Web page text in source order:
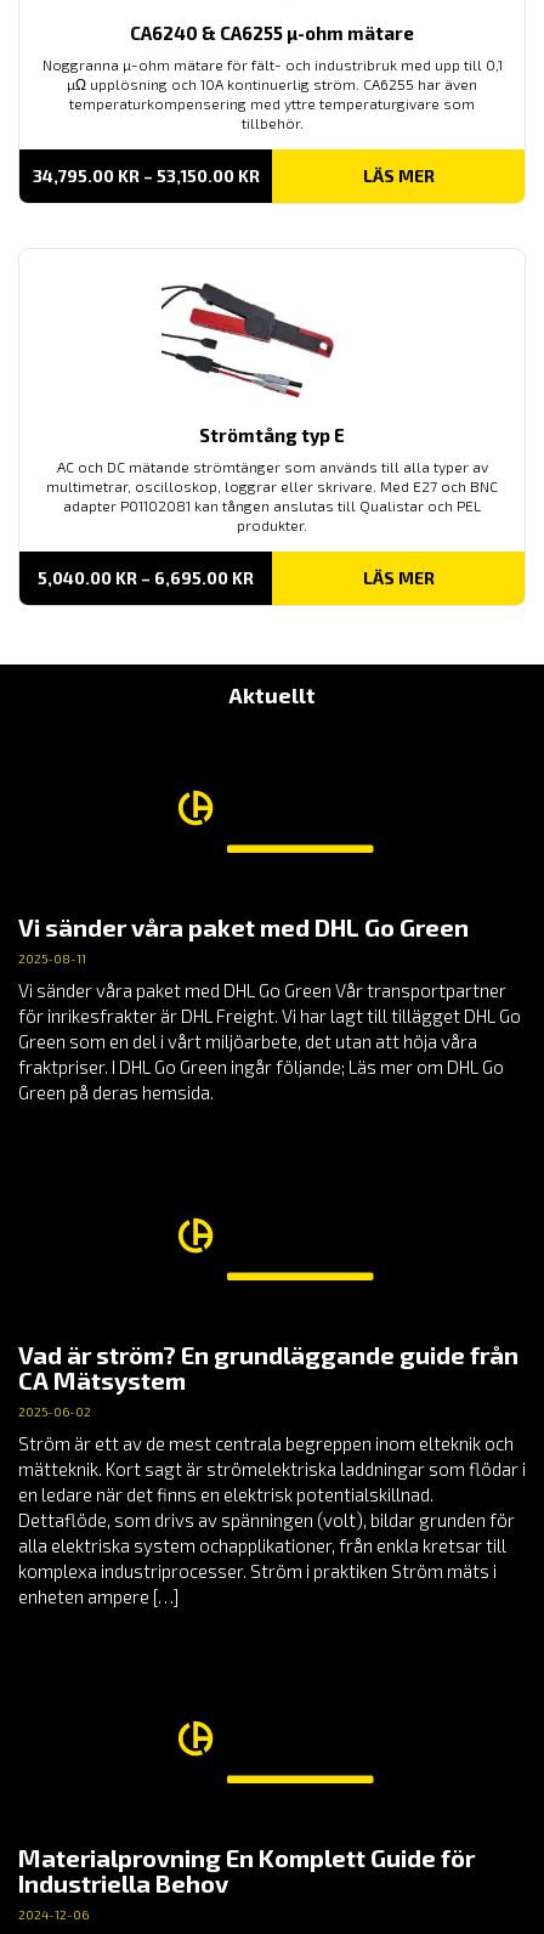
CA6240 & CA6255 µ-ohm mätare
Noggranna µ-ohm mätare för fält- och industribruk med upp till 0,1
µΩ upplösning och 10A kontinuerlig ström. CA6255 har även
temperaturkompensering med yttre temperaturgivare som
tillbehör.
34,795.00 KR – 53,150.00 KRPRISINTERVALL:
TILL
LÄS MER
Strömtång typ E
AC och DC mätande strömtänger som används till alla typer av
multimetrar, oscilloskop, loggrar eller skrivare. Med E27 och BNC
adapter P01102081 kan tången anslutas till Qualistar och PEL
produkter.
5,040.00 KR – 6,695.00 KRPRISINTERVALL:
TILL
LÄS MER
Aktuellt
Vi sänder våra paket med DHL Go Green
2025-08-11
Vi sänder våra paket med DHL Go Green Vår transportpartner
för inrikesfrakter är DHL Freight. Vi har lagt till tillägget DHL Go
Green som en del i vårt miljöarbete, det utan att höja våra
fraktpriser. I DHL Go Green ingår följande; Läs mer om DHL Go
Green på deras hemsida.
Vad är ström? En grundläggande guide från
CA Mätsystem
2025-06-02
Ström är ett av de mest centrala begreppen inom elteknik och
mätteknik. Kort sagt är strömelektriska laddningar som flödar i
en ledare när det finns en elektrisk potentialskillnad.
Dettaflöde, som drivs av spänningen (volt), bildar grunden för
alla elektriska system ochapplikationer, från enkla kretsar till
komplexa industriprocesser. Ström i praktiken Ström mäts i
enheten ampere […]
Materialprovning En Komplett Guide för
Industriella Behov
2024-12-06